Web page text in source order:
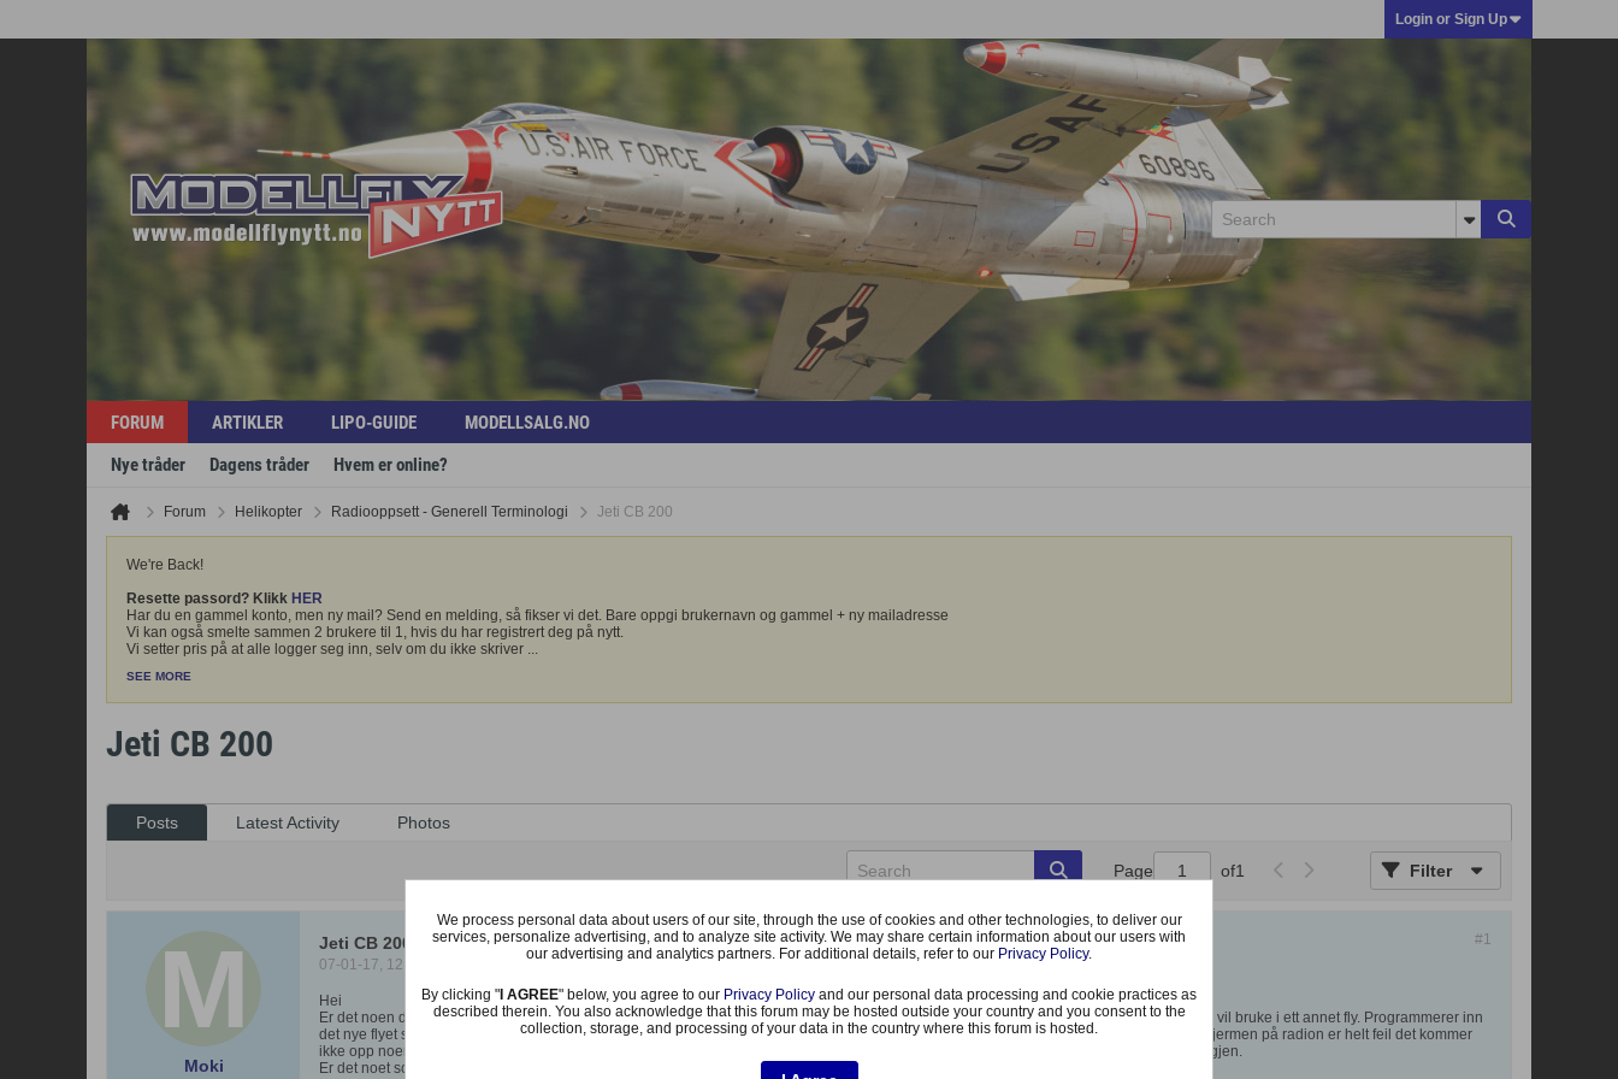
Login or Sign Up
FORUM ARTIKLER LIPO-GUIDE
MODELLSALG.NO
Nye tråder
Dagens tråder Hvem er online?
Forum Helikopter Radiooppsett - Generell Terminologi Jeti CB 200
We're Back!
Resette passord? Klikk HER
Har du en gammel konto, men ny mail? Send en melding, så fikser vi det. Bare oppgi brukernavn og gammel + ny mailadresse
Vi kan også smelte sammen 2 brukere til 1, hvis du har registrert deg på nytt.
Vi setter pris på at alle logger seg inn, selv om du ikke skriver ...
SEE MORE
Jeti CB 200
Posts Latest Activity Photos
Page of1 Filter
Moki
#1
Jeti CB 200
07-01-17, 12:08
Hei
Er det noen der ute som er flink med Jeti og cb 200. CB 200 har vart brukt i et fly og fungert perfekt, demontere dette utstyr fra modellen og vil bruke i ett annet fly. Programmerer inn
det nye flyet så som det skal gjøres med 2 satellitt mottakere rsat2. Dette fungerer dårlig serverne går hakket og er ikke brukandres + at skjermen på radion er helt feil det kommer
ikke opp noen telemetri bare modell navn og double path har da slettet modellen og lagt allt in på nytt flere ganger uten hell samme opp igjen.
Er det noet som må gjøres med CB 200 og rsat2 satellitter. Jeg har slettet gamle modellen i senderen.
We process personal data about users of our site, through the use of cookies and other technologies, to deliver our
services, personalize advertising, and to analyze site activity. We may share certain information about our users with
our advertising and analytics partners. For additional details, refer to our Privacy Policy.
By clicking " I AGREE" below, you agree to our Privacy Policy and our personal data processing and cookie practices as
described therein. You also acknowledge that this forum may be hosted outside your country and you consent to the
collection, storage, and processing of your data in the country where this forum is hosted.